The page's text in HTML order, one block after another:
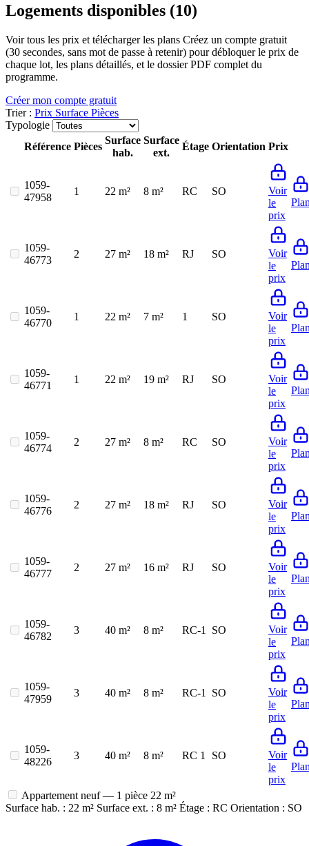
Logements disponibles (10)
Voir tous les prix et télécharger les plans Créez un compte gratuit
(30 secondes, sans mot de passe à retenir) pour débloquer le prix de
chaque lot, les plans détaillés, et le dossier PDF complet du
programme.
Créer mon compte gratuit
Trier : Prix Surface Pièces
Typologie
Référence Pièces
Surface
hab.
Surface
ext.
Étage Orientation Prix
1059-
47958
1 22 m² 8 m² RC SO
Voir
le
prix
1059-
46773
2 27 m² 18 m² RJ SO
Voir
le
prix
1059-
46770
1 22 m² 7 m² 1 SO
Voir
le
prix
1059-
46771
1 22 m² 19 m² RJ SO
Voir
le
prix
1059-
46774
2 27 m² 8 m² RC SO
Voir
le
prix
1059-
46776
2 27 m² 18 m² RJ SO
Voir
le
prix
1059-
46777
2 27 m² 16 m² RJ SO
Voir
le
prix
1059-
46782
3 40 m² 8 m² RC-1 SO
Voir
le
prix
1059-
47959
3 40 m² 8 m² RC-1 SO
Voir
le
prix
1059-
48226
3 40 m² 8 m² RC 1 SO
Voir
le
prix
Appartement neuf — 1 pièce 22 m²
Surface hab. : 22 m² Surface ext. : 8 m² Étage : RC Orientation : SO